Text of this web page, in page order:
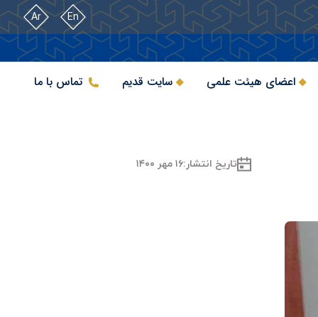
En
Ar
اعضای هیئت علمی سایت قدیم تماس با ما
تاریخ انتشار:۱۶ مهر ۱۴۰۰